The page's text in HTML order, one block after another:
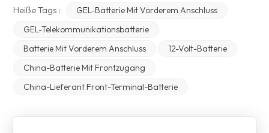
Heiße Tags :
GEL-Batterie Mit Vorderem Anschluss
GEL-Telekommunikationsbatterie
Batterie Mit Vorderem Anschluss
12-Volt-Batterie
China-Batterie Mit Frontzugang
China-Lieferant Front-Terminal-Batterie